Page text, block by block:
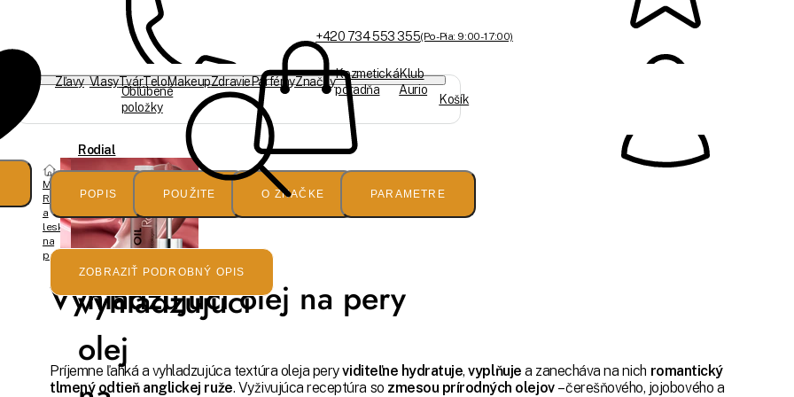
+420 734 553 355(Po-Pia: 9:00 - 17:00)
Obľúbené
položky
Košík
Zľavy VlasyTvárTeloMakeupZdravieParfémyZnačky
Kozmetická
poradňa
Klub
Aurio
Makeup
Rúže
a
lesky
na
pery
Rodial
Lip
Oil
vyhladzujúci
olej
POPIS POUŽITE O ZNAČKE PARAMETRE
ZOBRAZIŤ PODROBNÝ OPIS
Vyhladzujúci olej na pery
Príjemne ľahká a vyhladzujúca textúra oleja peryviditeľne hydratuje,vyplňujea zanecháva na nich romantický
tlmený odtieň anglickej ruže. Vyživujúca receptúra so zmesou prírodných olejov – čerešňového, jojobového a